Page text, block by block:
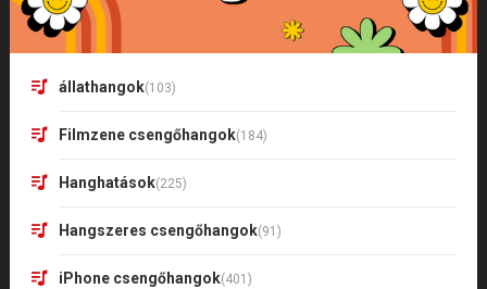
állathangok(103)
Filmzene csengőhangok(184)
Hanghatások(225)
Hangszeres csengőhangok(91)
iPhone csengőhangok(401)